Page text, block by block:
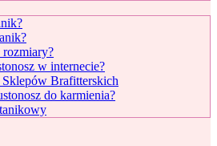
rozmiary?
w internecie?
Brafitterskich
do karmienia?